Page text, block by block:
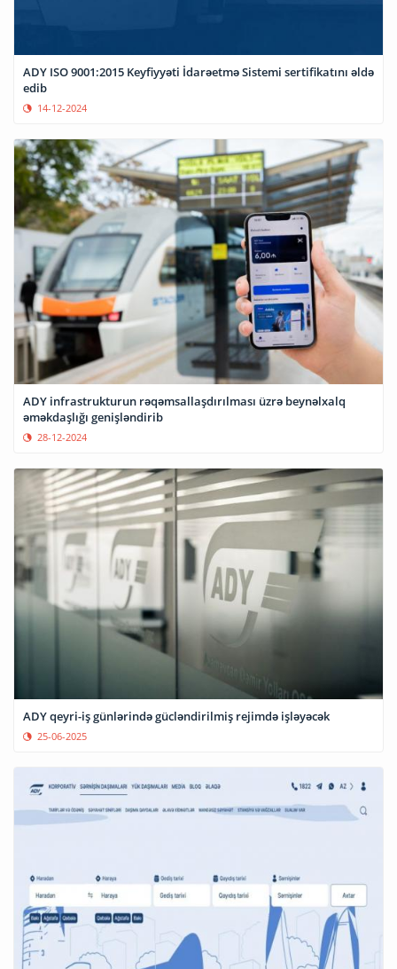
ADY ISO 9001:2015 Keyfiyyəti İdarəetmə Sistemi sertifikatını əldə
edib
14-12-2024
ADY infrastrukturun rəqəmsallaşdırılması üzrə beynəlxalq
əməkdaşlığı genişləndirib
28-12-2024
ADY qeyri-iş günlərində gücləndirilmiş rejimdə işləyəcək
25-06-2025